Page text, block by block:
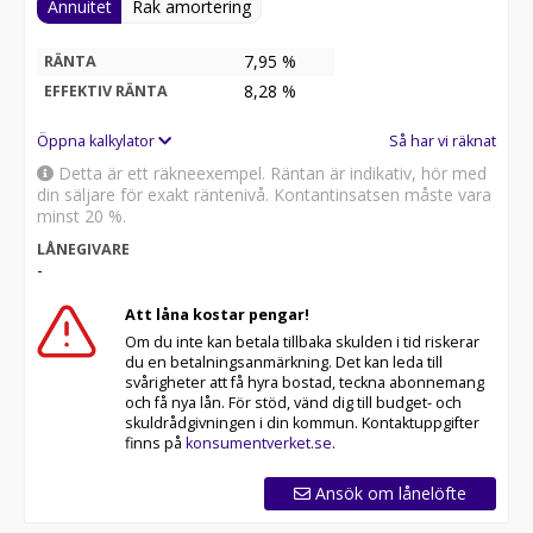
Annuitet Rak amortering
RÄNTA 7,95 %
EFFEKTIV RÄNTA 8,28 %
Öppna kalkylator Så har vi räknat
Detta är ett räkneexempel. Räntan är indikativ, hör med
din säljare för exakt räntenivå. Kontantinsatsen måste vara
minst 20 %.
LÅNEGIVARE
-
Att låna kostar pengar!
Om du inte kan betala tillbaka skulden i tid riskerar
du en betalningsanmärkning. Det kan leda till
svårigheter att få hyra bostad, teckna abonnemang
och få nya lån. För stöd, vänd dig till budget- och
skuldrådgivningen i din kommun. Kontaktuppgifter
finns på konsumentverket.se.
Ansök om lånelöfte